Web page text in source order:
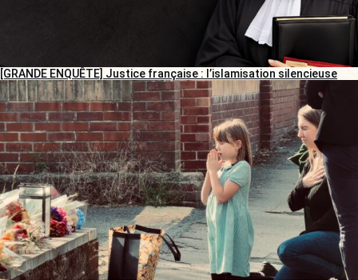
[GRANDE ENQUÊTE] Justice française : l’islamisation silencieuse